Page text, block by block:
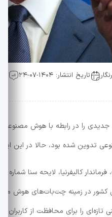
تاریخ انتشار: ۱۴۰۴-۰۷-۲۴
جدیدی را در رابطه با هوش
شده بود، حالا در این
کشور در زمینه چت‌بات‌های هوش
را برای محافظت از کاربران به